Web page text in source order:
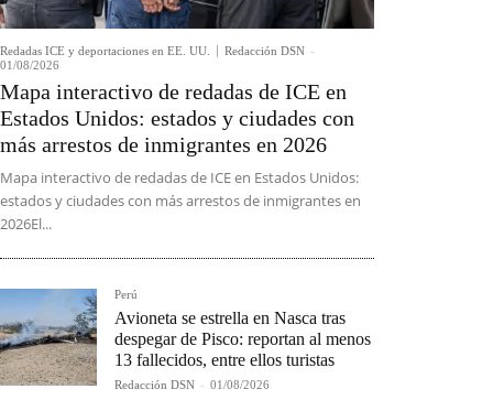
Redadas ICE y deportaciones en EE. UU. Redacción DSN -
01/08/2026
Mapa interactivo de redadas de ICE en
Estados Unidos: estados y ciudades con
más arrestos de inmigrantes en 2026
Mapa interactivo de redadas de ICE en Estados Unidos:
estados y ciudades con más arrestos de inmigrantes en
2026El...
Perú
Avioneta se estrella en Nasca tras
despegar de Pisco: reportan al menos
13 fallecidos, entre ellos turistas
Redacción DSN - 01/08/2026